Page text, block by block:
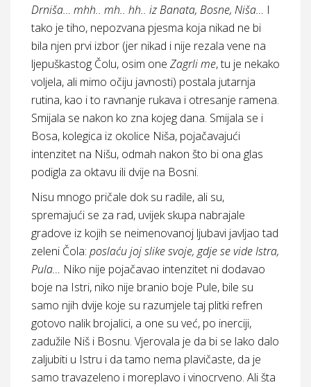
Drniša… mhh.. mh.. hh.. iz Banata, Bosne, Niša… I
tako je tiho, nepozvana pjesma koja nikad ne bi
bila njen prvi izbor (jer nikad i nije rezala vene na
ljepuškastog Čolu, osim one Zagrlime, tu je nekako
voljela, ali mimo očiju javnosti) postala jutarnja
rutina, kao i to ravnanje rukava i otresanje ramena.
Smijala se nakon ko zna kojeg dana. Smijala se i
Bosa, kolegica iz okolice Niša, pojačavajući
intenzitet na Nišu, odmah nakon što bi ona glas
podigla za oktavu ili dvije na Bosni.
Nisu mnogo pričale dok su radile, ali su,
spremajući se za rad, uvijek skupa nabrajale
gradove iz kojih se neimenovanoj ljubavi javljao tad
zeleni Čola: poslaću joj slike svoje, gdje se vide Istra,
Pula… Niko nije pojačavao intenzitet ni dodavao
boje na Istri, niko nije branio boje Pule, bile su
samo njih dvije koje su razumjele taj plitki refren
gotovo nalik brojalici, a one su već, po inerciji,
zadužile Niš i Bosnu. Vjerovala je da bi se lako dalo
zaljubiti u Istru i da tamo nema plavičaste, da je
samo travazeleno i moreplavo i vinocrveno. Ali šta